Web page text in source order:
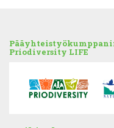
Priodiversity LIFE